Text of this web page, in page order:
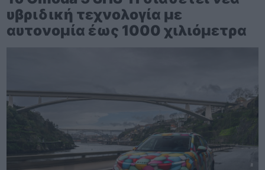
υβριδική τεχνολογία με
αυτονομία έως 1000 χιλιόμετρα